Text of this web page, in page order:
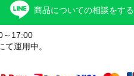
商品についての相談をする
～17:00
運用中。